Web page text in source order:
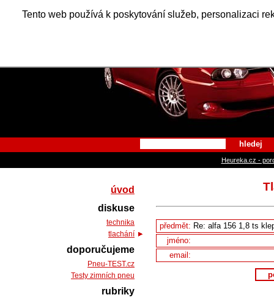
Tento web používá k poskytování služeb, personalizaci
Alfa
hledej
Heureka.cz -
předmět:
jméno:
email:
úvod
diskuse
technika
tlachání
doporučujeme
Pneu-TEST.cz
Testy zimních pneu
rubriky